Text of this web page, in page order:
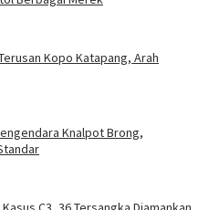
Kopo Katapang, Arah
Knalpot Brong,